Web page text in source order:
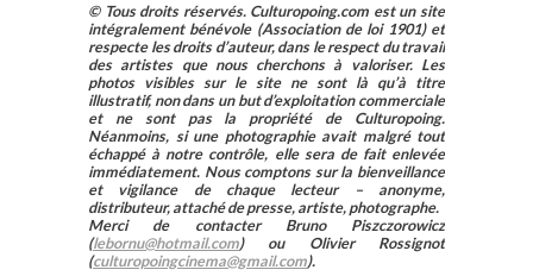
© Tous droits réservés. Culturopoing.com est un site
intégralement bénévole (Association de loi 1901) et
respecte les droits d’auteur, dans le respect du travail
des artistes que nous cherchons à valoriser. Les
photos visibles sur le site ne sont là qu’à titre
illustratif, non dans un but d’exploitation commerciale
et ne sont pas la propriété de Culturopoing.
Néanmoins, si une photographie avait malgré tout
échappé à notre contrôle, elle sera de fait enlevée
immédiatement. Nous comptons sur la bienveillance
et vigilance de chaque lecteur – anonyme,
distributeur, attaché de presse, artiste, photographe.
Merci de contacter Bruno Piszczorowicz
(lebornu@hotmail.com) ou Olivier Rossignot
(culturopoingcinema@gmail.com).